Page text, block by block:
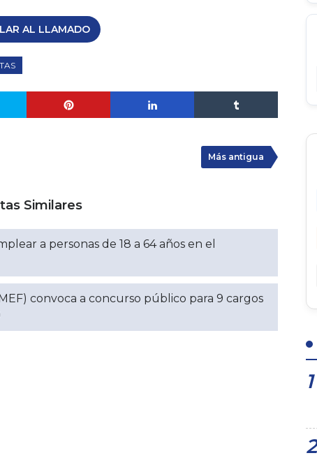
AL LLAMADO
Más antigua
Similares
a personas de 18 a 64 años en el
convoca a concurso público para 9 cargos